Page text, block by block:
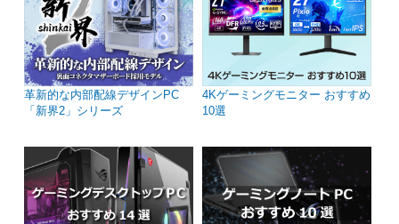
革新的な内部配線デザインPC
「新界2」シリーズ
4Kゲーミングモニター おすすめ
10選